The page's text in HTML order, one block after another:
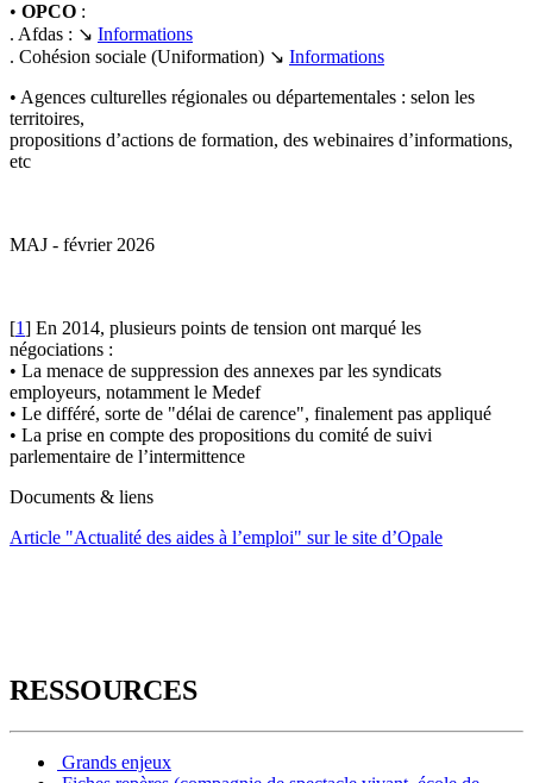
• OPCO :
. Afdas : ↘ Informations
. Cohésion sociale (Uniformation) ↘ Informations
• Agences culturelles régionales ou départementales : selon les
territoires,
propositions d’actions de formation, des webinaires d’informations,
etc
MAJ - février 2026
[1] En 2014, plusieurs points de tension ont marqué les
négociations :
• La menace de suppression des annexes par les syndicats
employeurs, notamment le Medef
• Le différé, sorte de "délai de carence", finalement pas appliqué
• La prise en compte des propositions du comité de suivi
parlementaire de l’intermittence
Documents & liens
Article "Actualité des aides à l’emploi" sur le site d’Opale
RESSOURCES
Grands enjeux